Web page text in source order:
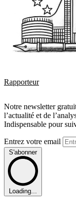
Rapporteur
Notre newsletter
l’actualité et de
Indispensable pour
Entrez votre email
S'abonner
Loading...